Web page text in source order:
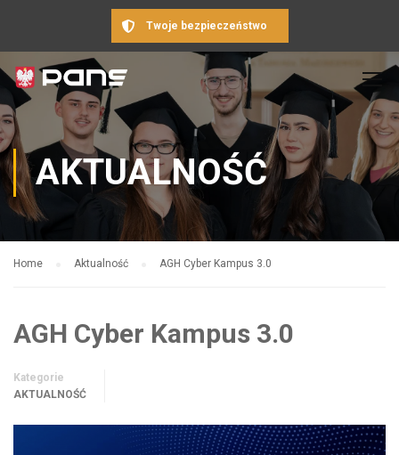
Twoje bezpieczeństwo
AKTUALNOŚĆ
Home Aktualność AGH Cyber Kampus 3.0
AGH Cyber Kampus 3.0
Kategorie
AKTUALNOŚĆ